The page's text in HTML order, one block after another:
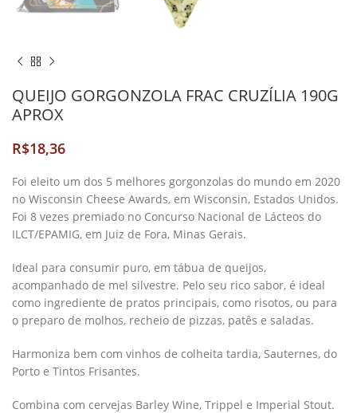
QUEIJO GORGONZOLA FRAC CRUZÍLIA 190G
APROX
R$
Foi eleito um dos 5 melhores gorgonzolas do mundo em 2020
no Wisconsin Cheese Awards, em Wisconsin, Estados Unidos.
Foi 8 vezes premiado no Concurso Nacional de Lácteos do
ILCT/EPAMIG, em Juiz de Fora, Minas Gerais.
Ideal para consumir puro, em tábua de queijos,
acompanhado de mel silvestre. Pelo seu rico sabor, é ideal
como ingrediente de pratos principais, como risotos, ou para
o preparo de molhos, recheio de pizzas, patês e saladas.
Harmoniza bem com vinhos de colheita tardia, Sauternes, do
Porto e Tintos Frisantes.
Combina com cervejas Barley Wine, Trippel e Imperial Stout.